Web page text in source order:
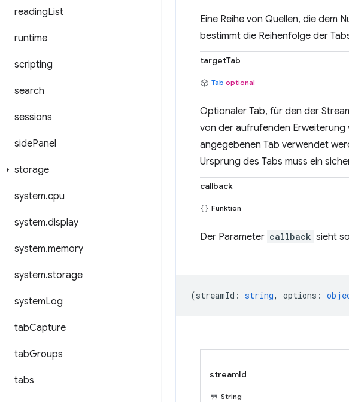
readingList
runtime
scripting
search
sessions
sidePanel
storage
system.cpu
system.display
system.memory
system.storage
systemLog
tabCapture
tabGroups
tabs
Eine Reihe von Quellen, die dem
bestimmt die Reihenfolge der
targetTab
Tab optional
Optionaler Tab, für den der
von der aufrufenden Erweiterung
angegebenen Tab verwendet
Ursprung des Tabs muss ein
callback
Funktion
Der Parameter callback sieht
(streamId : string, options :
streamId
String